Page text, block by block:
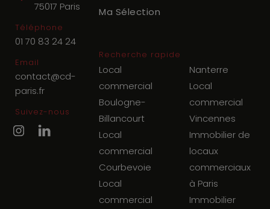
75017 Paris
Téléphone
01 70 83 24 24
Email
contact@cd-
paris.fr
Suivez-nous
Ma Sélection
Recherche rapide
Local
commercial
Boulogne-
Billancourt
Local
commercial
Courbevoie
Local
commercial
Nanterre
Local
commercial
Vincennes
Immobilier de
locaux
commerciaux
à Paris
Immobilier